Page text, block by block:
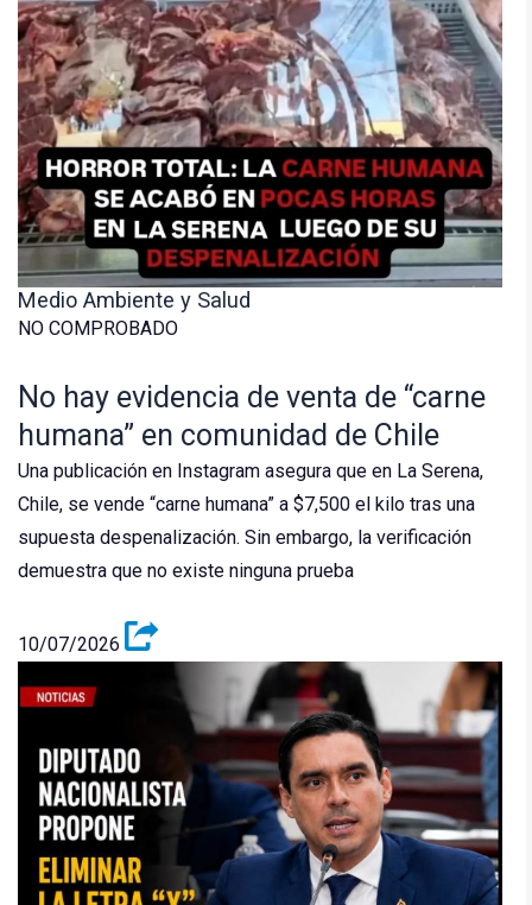
Medio Ambiente y Salud
NO COMPROBADO
No hay evidencia de venta de “carne
humana” en comunidad de Chile
Una publicación en Instagram asegura que en La Serena,
Chile, se vende “carne humana” a $7,500 el kilo tras una
supuesta despenalización. Sin embargo, la verificación
demuestra que no existe ninguna prueba
10/07/2026